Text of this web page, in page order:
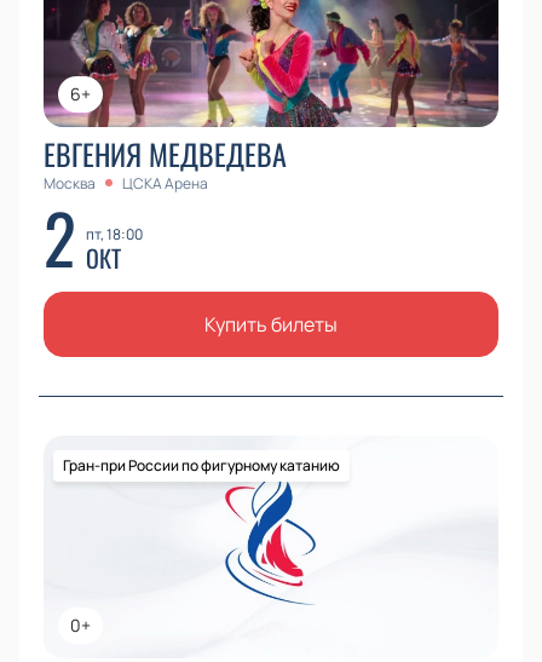
6+
ЕВГЕНИЯ МЕДВЕДЕВА
Москва ЦСКА Арена
2 пт, 18:00
ОКТ
Купить билеты
0+
Гран-при России по фигурному катанию